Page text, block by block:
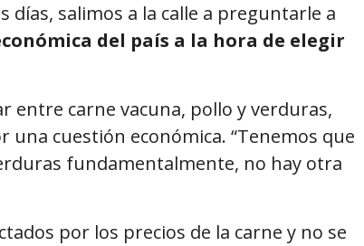
salimos a la calle a preguntarle a
del país a la hora de elegir
entre carne vacuna, pollo y verduras,
cuestión económica. “Tenemos que
fundamentalmente, no hay otra
por los precios de la carne y no se